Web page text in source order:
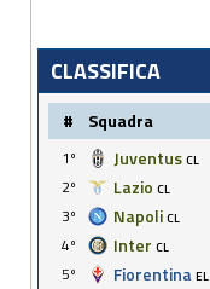
CLASSIFICA
# Squadra
1º Juventus CL
2º
Lazio CL
3º
Napoli CL
4º
Inter CL
5º
Fiorentina EL